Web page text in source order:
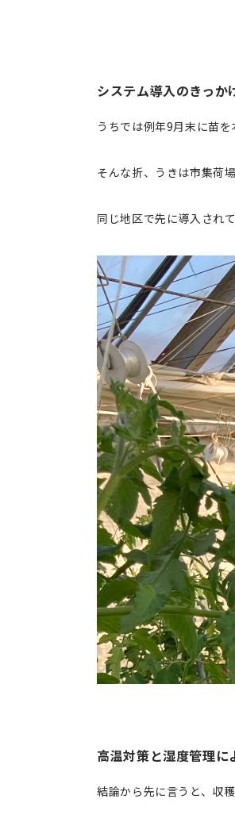
システム導入のきっか
うちでは例年9月末に苗
そんな折、うきは市集荷
同じ地区で先に導入され
高温対策と湿度管理に
結論から先に言うと、収